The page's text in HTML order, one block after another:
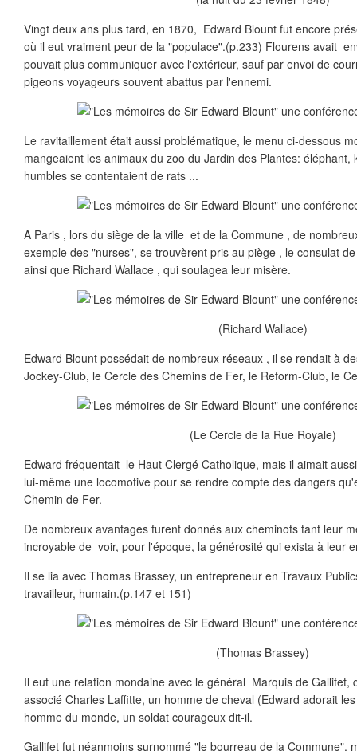
Vingt deux ans plus tard, en 1870, Edward Blount fut encore
où il eut vraiment peur de la "populace".(p.233) Flourens avait
pouvait plus communiquer avec l'extérieur, sauf par envoi de
pigeons voyageurs souvent abattus par l'ennemi.
Le ravitaillement était aussi problématique, le menu ci-dessous
mangeaient les animaux du zoo du Jardin des Plantes: éléphant,
humbles se contentaient de rats ...
A Paris , lors du siège de la ville et de la Commune , de
exemple des "nurses", se trouvèrent pris au piège , le consulat
ainsi que Richard Wallace , qui soulagea leur misère.
(Richard Wallace)
Edward Blount possédait de nombreux réseaux , il se rendait à
Jockey-Club, le Cercle des Chemins de Fer, le Reform-Club, le
(Le Cercle de la Rue Royale)
Edward fréquentait le Haut Clergé Catholique, mais il aimait
lui-même une locomotive pour se rendre compte des dangers
Chemin de Fer.
De nombreux avantages furent donnés aux cheminots tant leur
incroyable de voir, pour l'époque, la générosité qui exista à leur
Il se lia avec Thomas Brassey, un entrepreneur en Travaux
travailleur, humain.(p.147 et 151)
(Thomas Brassey)
Il eut une relation mondaine avec le général Marquis de Gallifet,
associé Charles Laffitte, un homme de cheval (Edward adorait
homme du monde, un soldat courageux dit-il.
Gallifet fut néanmoins surnommé "le bourreau de la Commune",